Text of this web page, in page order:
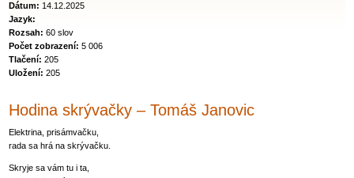
Dátum: 14.12.2025
Jazyk:
Rozsah: 60 slov
Počet zobrazení: 5 006
Tlačení: 205
Uložení: 205